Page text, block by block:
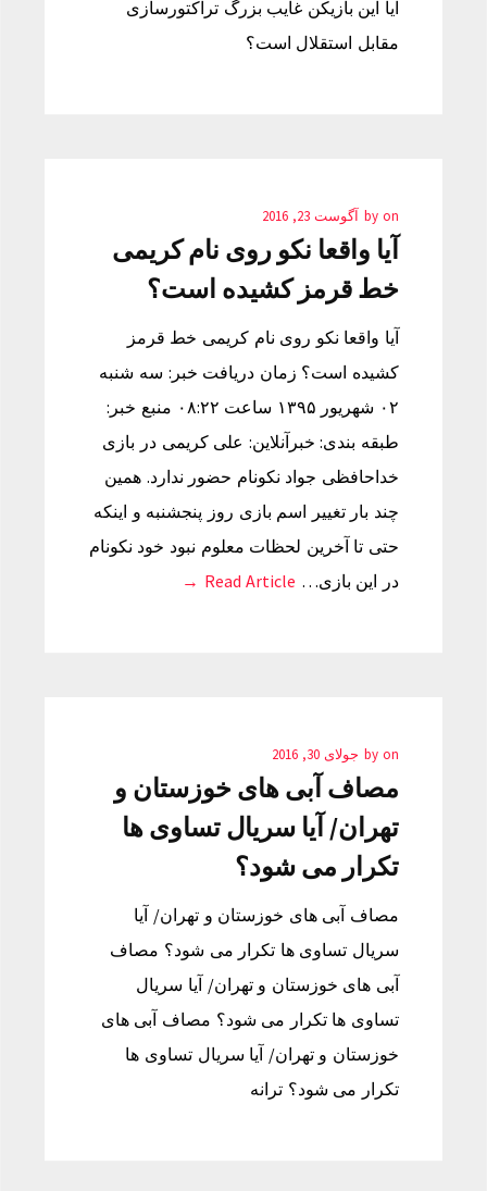
آیا این بازیکن غایب بزرگ تراکتورسازی
مقابل استقلال است؟
by on آگوست 23, 2016
آیا واقعا نکو روی نام کریمی
خط قرمز کشیده است؟
آیا واقعا نکو روی نام کریمی خط قرمز
کشیده است؟ زمان دریافت خبر: سه شنبه
۰۲ شهریور ۱۳۹۵ ساعت ۰۸:۲۲ منبع خبر:
طبقه بندی: خبرآنلاین: علی کریمی در بازی
خداحافظی جواد نکونام حضور ندارد. همین
چند بار تغییر اسم بازی روز پنجشنبه و اینکه
حتی تا آخرین لحظات معلوم نبود خود نکونام
در این بازی… Read Article →
by on جولای 30, 2016
مصاف آبی های خوزستان و
تهران/ آیا سریال تساوی ها
تکرار می شود؟
مصاف آبی های خوزستان و تهران/ آیا
سریال تساوی ها تکرار می شود؟ مصاف
آبی های خوزستان و تهران/ آیا سریال
تساوی ها تکرار می شود؟ مصاف آبی های
خوزستان و تهران/ آیا سریال تساوی ها
تکرار می شود؟ ترانه